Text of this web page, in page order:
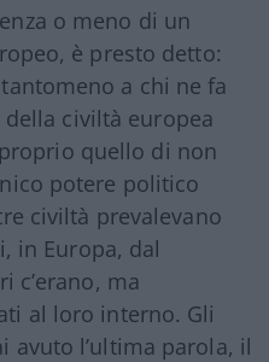
o meno di un
è presto detto:
a chi ne fa
civiltà europea
quello di non
potere politico
civiltà prevalevano
in Europa, dal
c’erano, ma
al loro interno. Gli
avuto l’ultima parola, il